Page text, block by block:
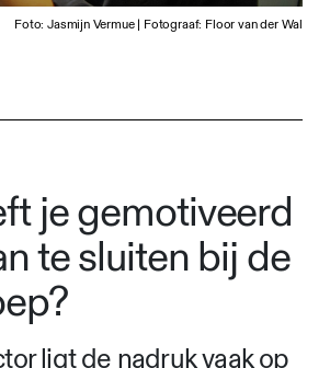
Foto: Jasmijn Vermue | Fotograaf: Floor van der Wal
je gemotiveerd
te sluiten bij de
ligt de nadruk vaak op